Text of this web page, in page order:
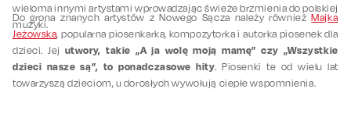
wieloma innymi artystami wprowadzając świeże brzmienia do polskiej
muzyki.
Do grona znanych artystów z Nowego Sącza należy równieżMajka
Jeżowska, popularna piosenkarka, kompozytorka i autorka piosenek dla
dzieci. Jej utwory, takie „A ja wolę moją mamę” czy „Wszystkie
dzieci nasze są”, to ponadczasowe hity. Piosenki te od wielu lat
towarzyszą dzieciom, u dorosłych wywołują ciepłe wspomnienia.